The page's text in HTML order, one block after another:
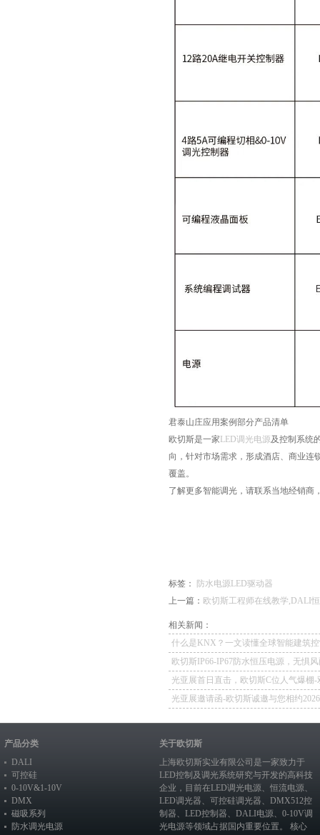
君泰山庄应用案例部分产品清单
欧切斯是一家 LED调光电源及控制系统
向，针对市场需求，形成酒店、商业连
覆盖。
了解更多智能调光，请联系当地经销商
标签： 防水电源 LED驱动器
上一篇： 欧切斯工程师在线教学,DALI
相关新闻：
什么是KNX？一文读懂全球智能建筑
欧切斯IP66-IP67防水恒压电源，无惧
如一
光亚展首日直击，欧切斯C位人气爆棚-
冕，实力再出圈
光亚展邀请函-欧切斯诚邀与您相约
产品分类
DALI
可控硅
0-10V&1-10V
DMX
磁吸系列
防水调光电源
关于欧切斯
上海欧切斯实业有限公司是一家致力于
LED控制及调光系统研究与开发的高科技
企业，目前在LED调光电源、恒流电源、
LED调光器、 可控硅调光器、 DMX512控
制器、 LED控制器、 DALI电源、 0-10V调
光电源等领域占据国内重要位置。 核心